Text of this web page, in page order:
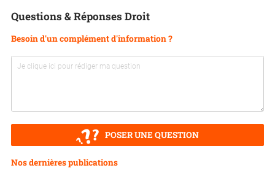
Questions & Réponses Droit
Besoin d'un complément d'information ?
POSER UNE QUESTION
Nos dernières publications